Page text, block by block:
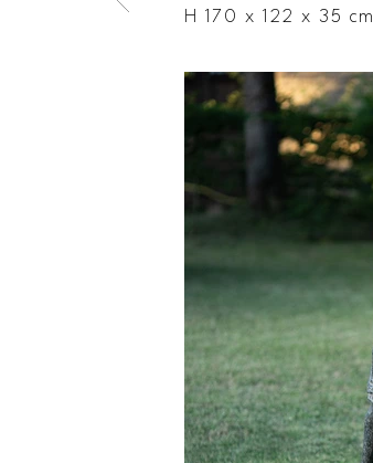
H 170 x 122 x 35 cm